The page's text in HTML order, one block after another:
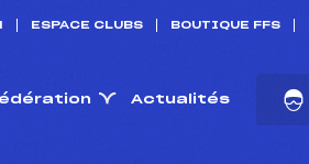
ESPACE CLUBS BOUTIQUE FFS
Actualités